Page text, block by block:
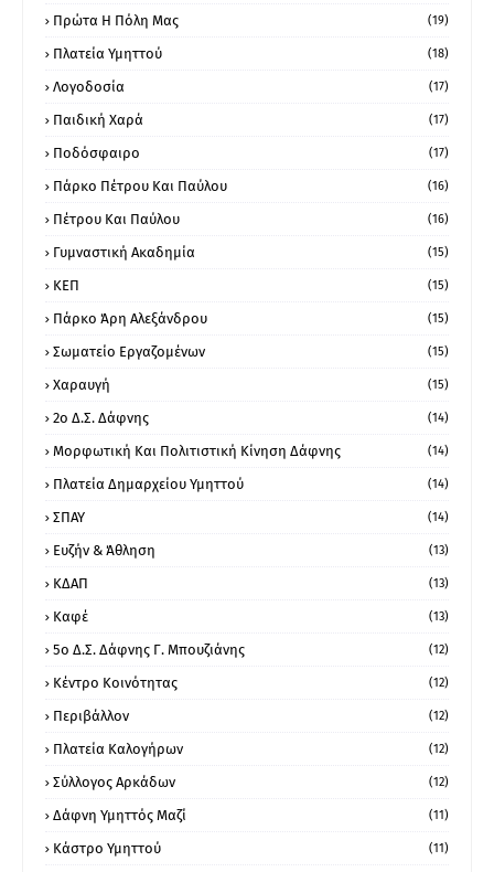
Πρώτα Η Πόλη Μας (19)
Πλατεία Υμηττού (18)
Λογοδοσία (17)
Παιδική Χαρά (17)
Ποδόσφαιρο (17)
Πάρκο Πέτρου Και Παύλου (16)
Πέτρου Και Παύλου (16)
Γυμναστική Ακαδημία (15)
ΚΕΠ (15)
Πάρκο Άρη Αλεξάνδρου (15)
Σωματείο Εργαζομένων (15)
Χαραυγή (15)
2ο Δ.Σ. Δάφνης (14)
Μορφωτική Και Πολιτιστική Κίνηση Δάφνης (14)
Πλατεία Δημαρχείου Υμηττού (14)
ΣΠΑΥ (14)
Ευζήν & Άθληση (13)
ΚΔΑΠ (13)
Καφέ (13)
5ο Δ.Σ. Δάφνης Γ. Μπουζιάνης (12)
Κέντρο Κοινότητας (12)
Περιβάλλον (12)
Πλατεία Καλογήρων (12)
Σύλλογος Αρκάδων (12)
Δάφνη Υμηττός Μαζί (11)
Κάστρο Υμηττού (11)